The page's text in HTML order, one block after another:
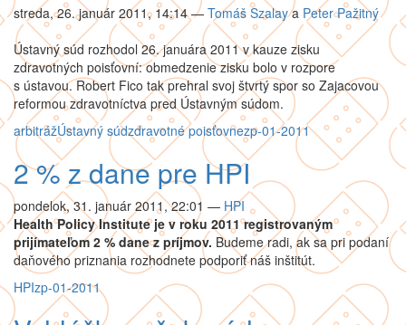
streda, 26. január 2011, 14:14 — Tomáš Szalaya Peter Pažitný
Ústavný súd rozhodol 26. januára 2011 v kauze zisku
zdravotných poisťovní: obmedzenie zisku bolo v rozpore
s ústavou. Robert Fico tak prehral svoj štvrtý spor so Zajacovou
reformou zdravotníctva pred Ústavným súdom.
arbitrážÚstavný súdzdravotné poisťovnezp-01-2011
2 % z dane pre HPI
pondelok, 31. január 2011, 22:01 — HPI
Health Policy Institute je v roku 2011 registrovaným
prijímateľom 2 % dane z príjmov. Budeme radi, ak sa pri podaní
daňového priznania rozhodnete podporiť náš inštitút.
HPIzp-01-2011